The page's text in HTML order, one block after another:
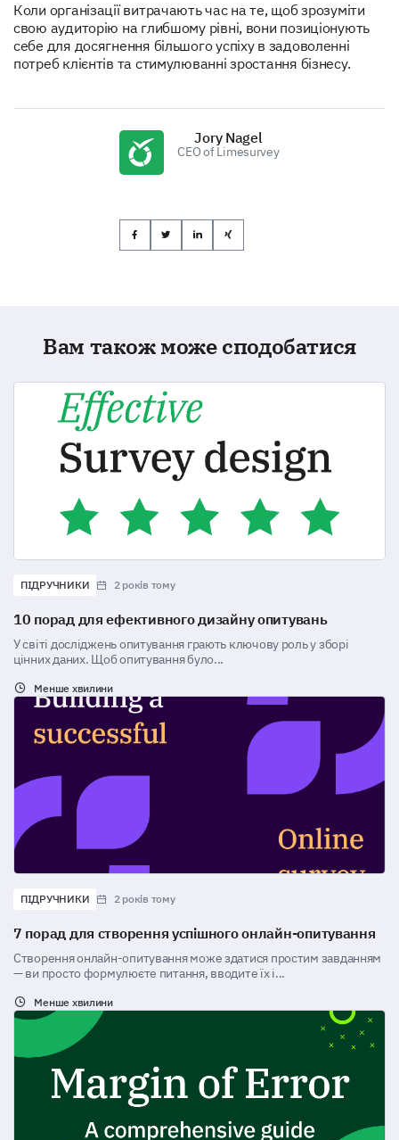
Коли організації витрачають час на те, щоб зрозуміти
свою аудиторію на глибшому рівні, вони позиціонують
себе для досягнення більшого успіху в задоволенні
потреб клієнтів та стимулюванні зростання бізнесу.
Jory Nagel
CEO of Limesurvey
Вам також може сподобатися
ПІДРУЧНИКИ 2 років тому
10 порад для ефективного дизайну опитувань
У світі досліджень опитування грають ключову роль у зборі
цінних даних. Щоб опитування було...
Менше хвилини
ПІДРУЧНИКИ 2 років тому
7 порад для створення успішного онлайн-опитування
Створення онлайн-опитування може здатися простим завданням
— ви просто формулюєте питання, вводите їх і...
Менше хвилини